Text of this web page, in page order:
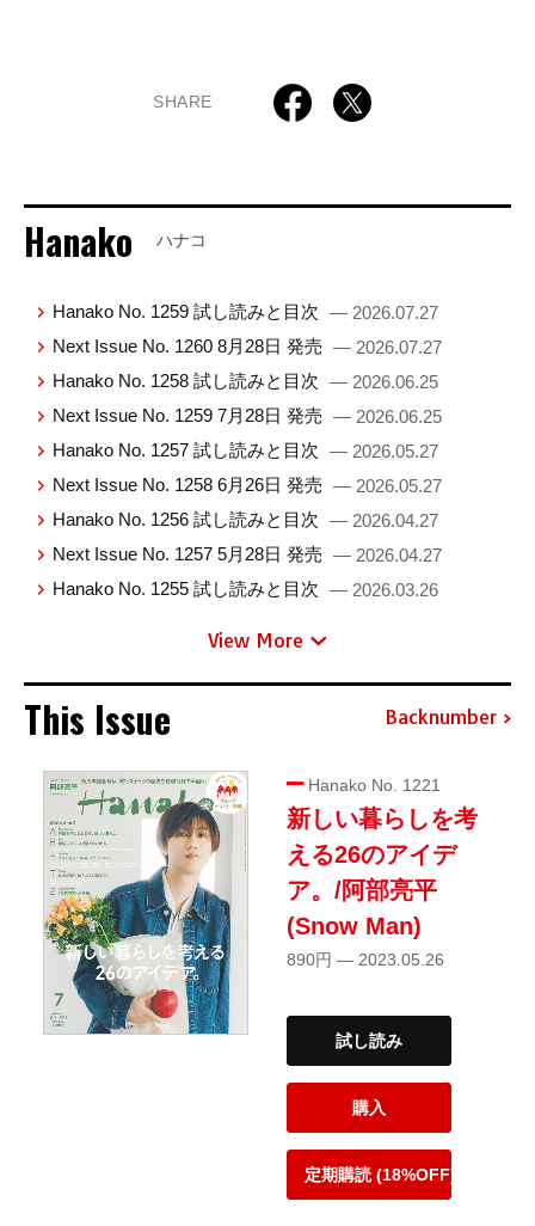
SHARE
Hanako ハナコ
Hanako No. 1259 試し読みと目次 — 2026.07.27
Next Issue No. 1260 8月28日 発売 — 2026.07.27
Hanako No. 1258 試し読みと目次 — 2026.06.25
Next Issue No. 1259 7月28日 発売 — 2026.06.25
Hanako No. 1257 試し読みと目次 — 2026.05.27
Next Issue No. 1258 6月26日 発売 — 2026.05.27
Hanako No. 1256 試し読みと目次 — 2026.04.27
Next Issue No. 1257 5月28日 発売 — 2026.04.27
Hanako No. 1255 試し読みと目次 — 2026.03.26
View More
This Issue Backnumber
Hanako No. 1221
新しい暮らしを考
える26のアイデ
ア。/阿部亮平
(Snow Man)
890円 — 2023.05.26
試し読み
購入
定期購読 (18%OFF)